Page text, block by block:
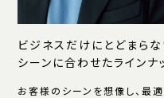
ビジネスだけにとどまらな
シーンに合わせたラインナ
お客様のシーンを想像し、最